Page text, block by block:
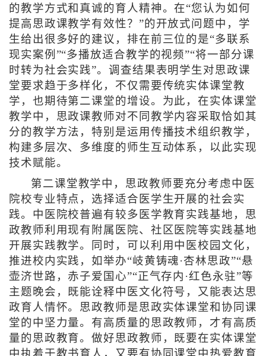
的教学方式和真诚的育人精神。在“您认为如何
提高思政课教学有效性？”的开放式问题中，学
生给出很多好的建议，排在前三位的是“多联系
现实案例”“多播放适合教学的视频”“将一部分课
时转为社会实践”。调查结果表明学生对思政课
堂要求趋于多样化，不仅需要传统实体课堂教
学，也期待第二课堂的增设。为此，在实体课堂
教学中，思政课教师对不同教学内容采取恰如其
分的教学方法，特别是运用传播技术组织教学，
构建多层次、多维度的师生互动体系，以此实现
技术赋能。
第二课堂教学中，思政教师要充分考虑中医
院校专业特点，选择适合医学生开展的社会实
践。中医院校普遍有较多医学教育实践基地，思
政教师利用现有附属医院、社区医院等实践基地
开展实践教学。同时，可以利用中医校园文化，
推进校内实践，如举办“岐黄铸魂·杏林思政”“悬
壶济世路，赤子爱国心”“正气存内·红色永驻”等
主题晚会，既能诠释中医文化符号，又能表达思
政育人情怀。思政教师是思政实体课堂和协同课
堂的中坚力量。有高质量的思政教师，才有高质
量的思政教育。做好思政教师，既要在实体课堂